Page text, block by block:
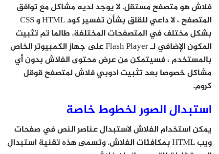
فلاش هو متصفح مستقل. لا يوجد لديه مشاكل مع توافق
المتصفح ، لا داعي للقلق بشأن تفسير كود HTML و CSS
بشكل مختلف في المتصفحات المختلفة. طالما تم تثبيت
المكون الإضافي لـ Flash Player على جهاز الكمبيوتر الخاص
بالمستخدم ، فسيتمكن من عرض محتوى الفلاش بدون أي
مشاكل خصوصا بعد تثبيت ادوبي فلاش لمتصفح قوقل
كروم.
استبدال الصور لخطوط خاصة
يمكن استخدام الفلاش لاستبدال عناصر النص في صفحات
ويب HTML بمكافئات الفلاش. وتسمى هذه تقنية استبدال